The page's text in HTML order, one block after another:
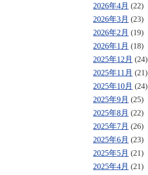
2026年4月 (22)
2026年3月 (23)
2026年2月 (19)
2026年1月 (18)
2025年12月 (24)
2025年11月 (21)
2025年10月 (24)
2025年9月 (25)
2025年8月 (22)
2025年7月 (26)
2025年6月 (23)
2025年5月 (21)
2025年4月 (21)